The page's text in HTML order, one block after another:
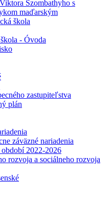
Szombathyho s
maďarským
škola
- Óvoda
zastupiteľstva
plán
záväzné nariadenia
2022-2026
rozvoja a sociálneho rozvoja